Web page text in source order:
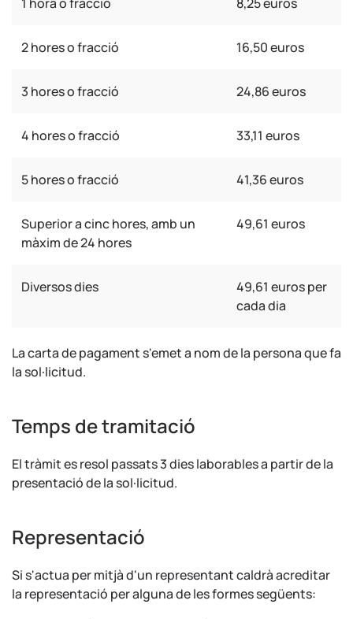
2 hores o fracció 16,50 euros
3 hores o fracció 24,86 euros
4 hores o fracció 33,11 euros
5 hores o fracció 41,36 euros
Superior a cinc hores, amb un
màxim de 24 hores
49,61 euros
Diversos dies
49,61 euros per
cada dia
La carta de pagament s'emet a nom de la persona que fa
la sol·licitud.
Temps de tramitació
El tràmit es resol passats 3 dies laborables a partir de la
presentació de la sol·licitud.
Representació
Si s'actua per mitjà d'un representant caldrà acreditar
la representació per alguna de les formes següents: